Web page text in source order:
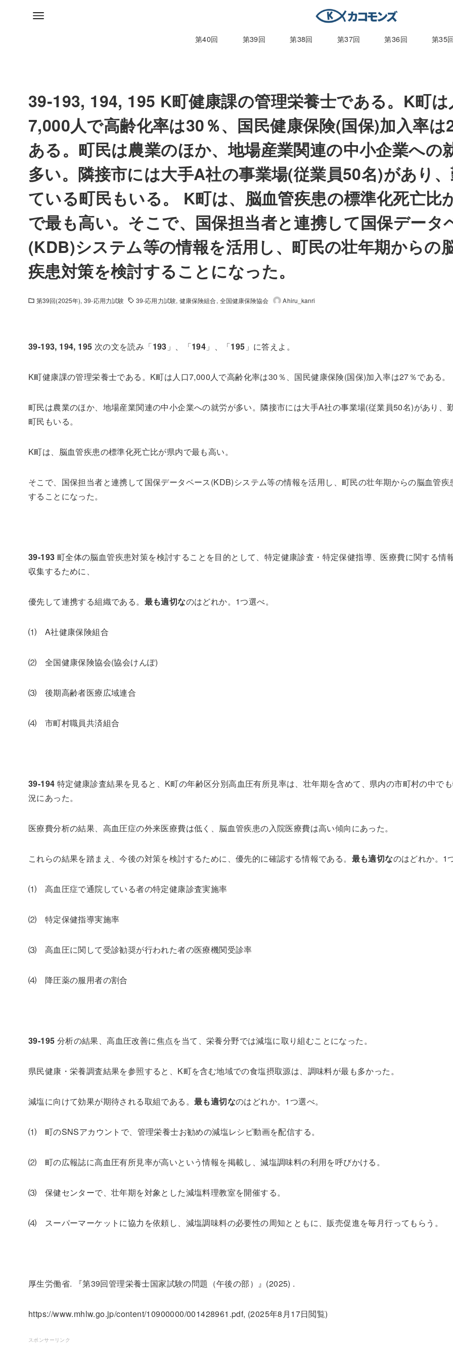
第40回 第39回 第38回 第37回 第36回 第35
39-193, 194, 195 K町健康課の管理栄養士である。K町は
7,000人で高齢化率は30％、国民健康保険(国保)加入率は
ある。町民は農業のほか、地場産業関連の中小企業への
多い。隣接市には大手A社の事業場(従業員50名)があり
ている町民もいる。 K町は、脳血管疾患の標準化死亡比
で最も高い。そこで、国保担当者と連携して国保データ
(KDB)システム等の情報を活用し、町民の壮年期からの
疾患対策を検討することになった。
第39回(2025年) 39-応用力試験 39-応用力試験 健康保険組合 全国健康保険協会 Ahiru_kanri
39-193, 194, 195 次の文を読み「193 」、「194 」、「195 」に答えよ。
K町健康課の管理栄養士である。 K町は人口7,000人で高齢化率は30 ％、国民健康保険(国保)加入率は27％である。
町民は農業のほか、地場産業関連の中小企業への就労が多い。隣接市には大手A社の事業場(従業員50名)があり、
町民もいる。
K町は、脳血管疾患の標準化死亡比が県内で最も高い。
そこで、国保担当者と連携して国保データベース(KDB)システム等の情報を活用し、町民の壮年期からの脳血管疾
することになった。
39-193 町全体の脳血管疾患対策を検討することを目的として、特定健康診査・特定保健指導、医療費に関する情
収集するために、
優先して連携する組織である。 最も適切なのはどれか。 1つ選べ。
⑴ A社健康保険組合
⑵ 全国健康保険協会(協会けんぽ)
⑶ 後期高齢者医療広域連合
⑷ 市町村職員共済組合
39-194 特定健康診査結果を見ると、 K町の年齢区分別高血圧有所見率は、壮年期を含めて、県内の市町村の中で
況にあった。
医療費分析の結果、高血圧症の外来医療費は低く、脳血管疾患の入院医療費は高い傾向にあった。
これらの結果を踏まえ、今後の対策を検討するために、優先的に確認する情報である。 最も適切なのはどれか。 1
⑴ 高血圧症で通院している者の特定健康診査実施率
⑵ 特定保健指導実施率
⑶ 高血圧に関して受診勧奨が行われた者の医療機関受診率
⑷ 降圧薬の服用者の割合
39-195 分析の結果、高血圧改善に焦点を当て、栄養分野では減塩に取り組むことになった。
県民健康・栄養調査結果を参照すると、 K町を含む地域での食塩摂取源は、調味料が最も多かった。
減塩に向けて効果が期待される取組である。 最も適切なのはどれか。 1つ選べ。
⑴ 町のSNSアカウントで、管理栄養士お勧めの減塩レシピ動画を配信する。
⑵ 町の広報誌に高血圧有所見率が高いという情報を掲載し、減塩調味料の利用を呼びかける。
⑶ 保健センターで、壮年期を対象とした減塩料理教室を開催する。
⑷ スーパーマーケットに協力を依頼し、減塩調味料の必要性の周知とともに、販売促進を毎月行ってもらう。
厚生労働省. 『第39回管理栄養士国家試験の問題（午後の部）』(2025) .
https://www.mhlw.go.jp/content/10900000/001428961.pdf, (2025年8月17日閲覧)
スポンサーリンク